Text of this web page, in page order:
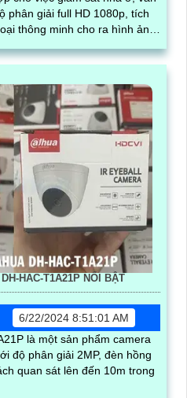
thông minh cho ra hình ảnh
HAC-T1A21P NỔI BẬT
6/22/2024 8:51:01 AM
là một sản phẩm camera
độ phân giải 2MP, đèn hồng
quan sát lên đến 10m trong